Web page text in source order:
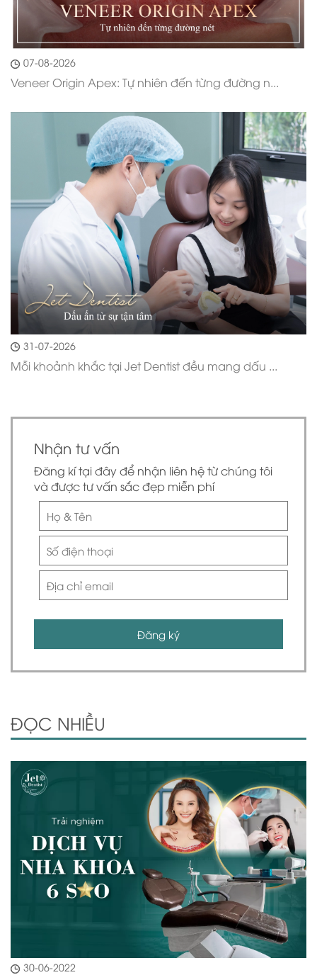
07-08-2026
Veneer Origin Apex: Tự nhiên đến từng đường n...
31-07-2026
Mỗi khoảnh khắc tại Jet Dentist đều mang dấu ...
Nhận tư vấn
Đăng kí tại đây để nhận liên hệ từ chúng tôi
và được tư vấn sắc đẹp miễn phí
Đăng ký
ĐỌC NHIỀU
30-06-2022